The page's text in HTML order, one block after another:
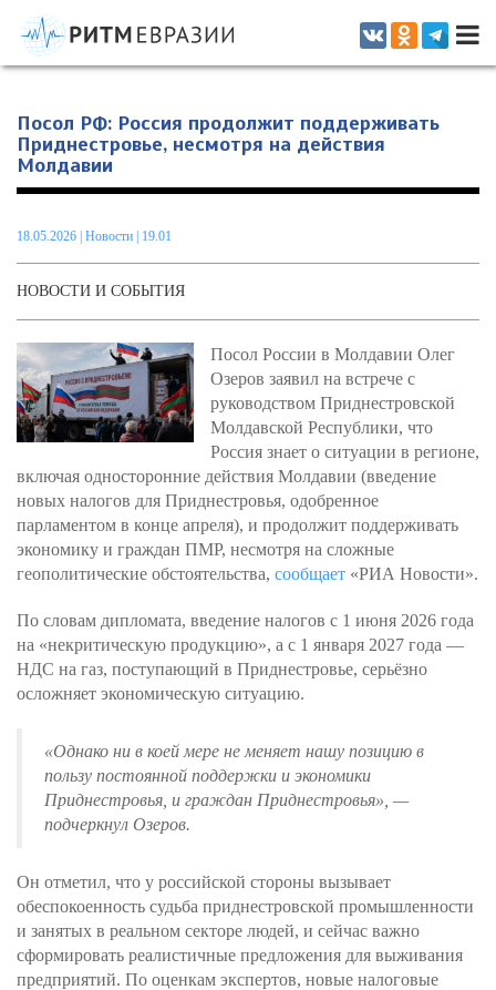
Информационно-аналитическое издание, посвященное актуальным
проблемам интеграции на постсоветском пространстве
Посол РФ: Россия продолжит поддерживать
Приднестровье, несмотря на действия
Молдавии
18.05.2026 Новости | 19.01
НОВОСТИ И СОБЫТИЯ
Посол России в Молдавии Олег
Озеров заявил на встрече с
руководством Приднестровской
Молдавской Республики, что
Россия знает о ситуации в регионе,
включая односторонние действия Молдавии (введение
новых налогов для Приднестровья, одобренное
парламентом в конце апреля), и продолжит поддерживать
экономику и граждан ПМР, несмотря на сложные
геополитические обстоятельства, сообщает «РИА Новости».
По словам дипломата, введение налогов с 1 июня 2026 года
на «некритическую продукцию», а с 1 января 2027 года —
НДС на газ, поступающий в Приднестровье, серьёзно
осложняет экономическую ситуацию.
«Однако ни в коей мере не меняет нашу позицию в
пользу постоянной поддержки и экономики
Приднестровья, и граждан Приднестровья» , —
подчеркнул Озеров.
Он отметил, что у российской стороны вызывает
обеспокоенность судьба приднестровской промышленности
и занятых в реальном секторе людей, и сейчас важно
сформировать реалистичные предложения для выживания
предприятий. По оценкам экспертов, новые налоговые